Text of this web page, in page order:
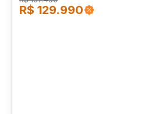
R$ 129.990